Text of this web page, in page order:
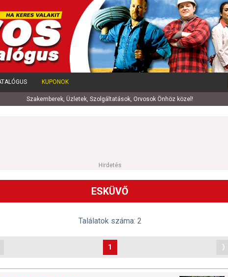
KUPONOK
Szakemberek, Üzletek, Szolgáltatások, Orvosok Önhöz közel!
Hirdetés
ESKÜVŐ
Találatok száma: 2
1 ⟩